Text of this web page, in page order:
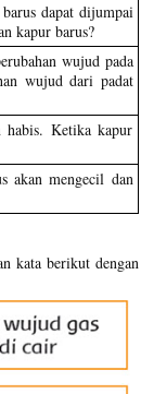
dapat dijumpai
kapur barus?
wujud pada
wujud dari padat
habis. Ketika kapur
akan mengecil dan
kata berikut dengan